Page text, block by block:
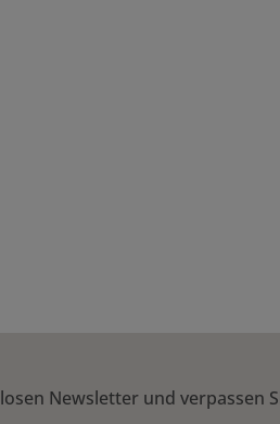
Newsletter und verpassen